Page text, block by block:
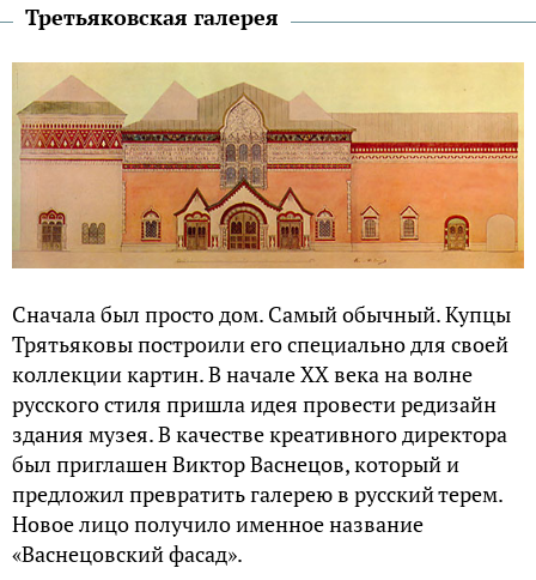
Третьяковская галерея
Сначала был просто дом. Самый обычный. Купцы
Трятьяковы построили его специально для своей
коллекции картин. В начале XX века на волне
русского стиля пришла идея провести редизайн
здания музея. В качестве креативного директора
был приглашен Виктор Васнецов, который и
предложил превратить галерею в русский терем.
Новое лицо получило именное название
«Васнецовский фасад».